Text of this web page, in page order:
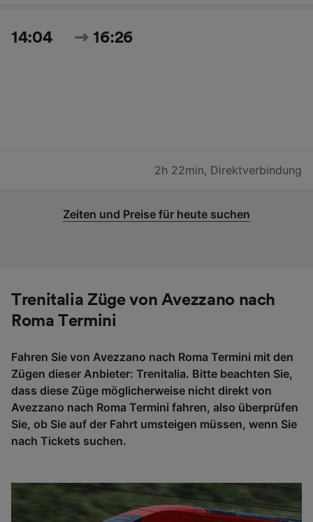
14:04 16:26
2h 22min, Direktverbindung
Zeiten und Preise für heute suchen
Trenitalia Züge von Avezzano nach
Roma Termini
Fahren Sie von Avezzano nach Roma Termini mit den
Zügen dieser Anbieter: Trenitalia. Bitte beachten Sie,
dass diese Züge möglicherweise nicht direkt von
Avezzano nach Roma Termini fahren, also überprüfen
Sie, ob Sie auf der Fahrt umsteigen müssen, wenn Sie
nach Tickets suchen.